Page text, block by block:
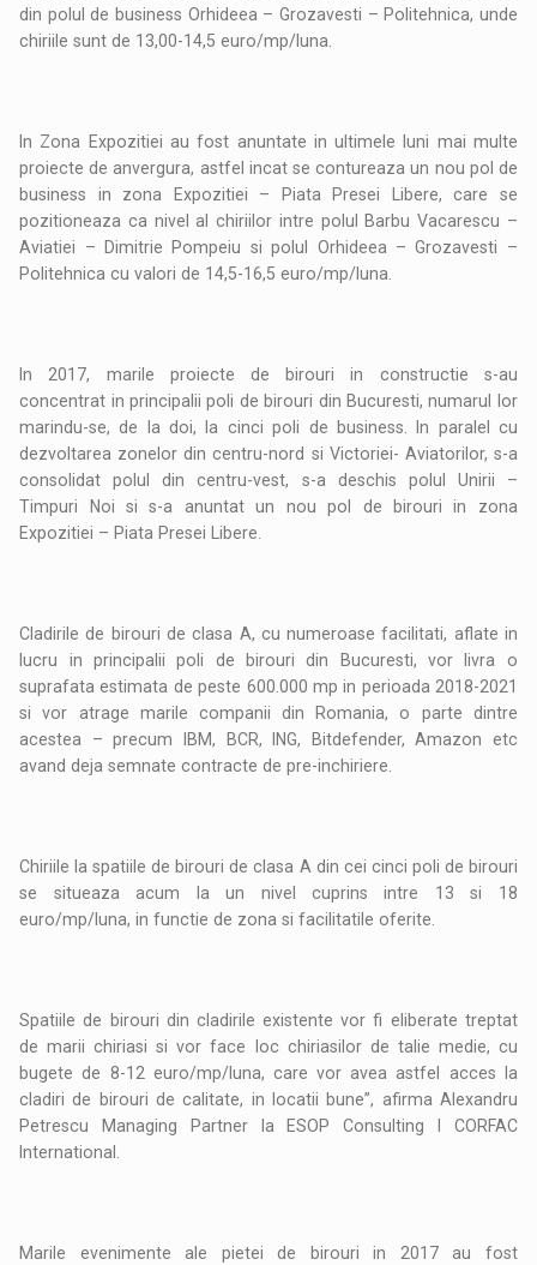
din polul de business Orhideea – Grozavesti – Politehnica, unde
chiriile sunt de 13,00-14,5 euro/mp/luna.
In Zona Expozitiei au fost anuntate in ultimele luni mai multe
proiecte de anvergura, astfel incat se contureaza un nou pol de
business in zona Expozitiei – Piata Presei Libere, care se
pozitioneaza ca nivel al chiriilor intre polul Barbu Vacarescu –
Aviatiei – Dimitrie Pompeiu si polul Orhideea – Grozavesti –
Politehnica cu valori de 14,5-16,5 euro/mp/luna.
In 2017, marile proiecte de birouri in constructie s-au
concentrat in principalii poli de birouri din Bucuresti, numarul lor
marindu-se, de la doi, la cinci poli de business. In paralel cu
dezvoltarea zonelor din centru-nord si Victoriei- Aviatorilor, s-a
consolidat polul din centru-vest, s-a deschis polul Unirii –
Timpuri Noi si s-a anuntat un nou pol de birouri in zona
Expozitiei – Piata Presei Libere.
Cladirile de birouri de clasa A, cu numeroase facilitati, aflate in
lucru in principalii poli de birouri din Bucuresti, vor livra o
suprafata estimata de peste 600.000 mp in perioada 2018-2021
si vor atrage marile companii din Romania, o parte dintre
acestea – precum IBM, BCR, ING, Bitdefender, Amazon etc
avand deja semnate contracte de pre-inchiriere.
Chiriile la spatiile de birouri de clasa A din cei cinci poli de birouri
se situeaza acum la un nivel cuprins intre 13 si 18
euro/mp/luna, in functie de zona si facilitatile oferite.
Spatiile de birouri din cladirile existente vor fi eliberate treptat
de marii chiriasi si vor face loc chiriasilor de talie medie, cu
bugete de 8-12 euro/mp/luna, care vor avea astfel acces la
cladiri de birouri de calitate, in locatii bune”, afirma Alexandru
Petrescu Managing Partner la ESOP Consulting l CORFAC
International.
Marile evenimente ale pietei de birouri in 2017 au fost